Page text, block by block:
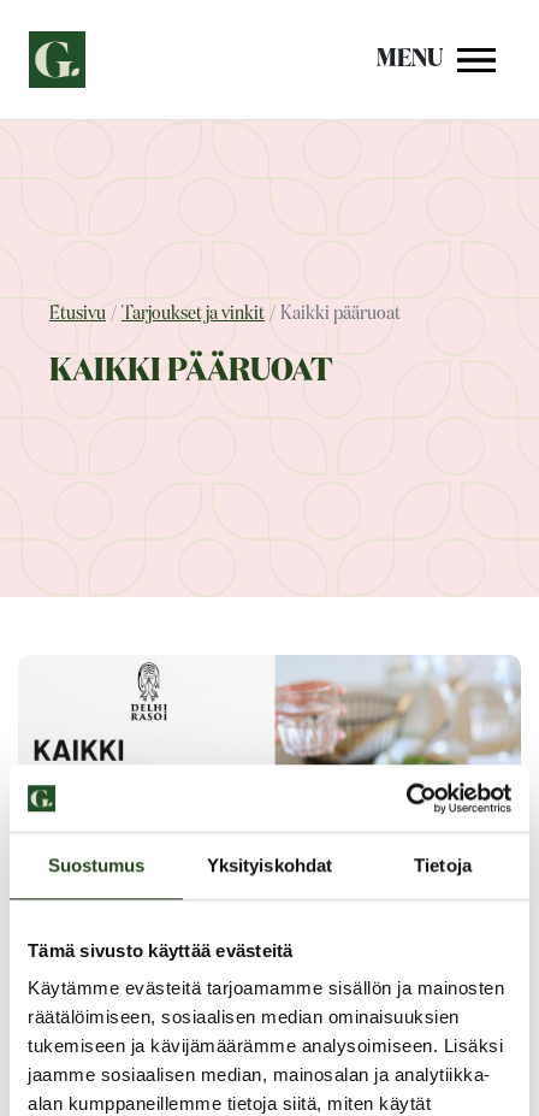
Suostumus Yksityiskohdat Tietoja
Tämä sivusto käyttää evästeitä
Käytämme evästeitä tarjoamamme sisällön ja mainosten
räätälöimiseen, sosiaalisen median ominaisuuksien
tukemiseen ja kävijämäärämme analysoimiseen. Lisäksi
jaamme sosiaalisen median, mainosalan ja analytiikka-
alan kumppaneillemme tietoja siitä, miten käytät
sisältöön
MENU
Etusivu Tarjoukset ja vinkit Kaikki pääruoat
KAIKKI PÄÄRUOAT
PAHOITTELUT, TARJOUS EI OLE ENÄÄ VOIMASSA